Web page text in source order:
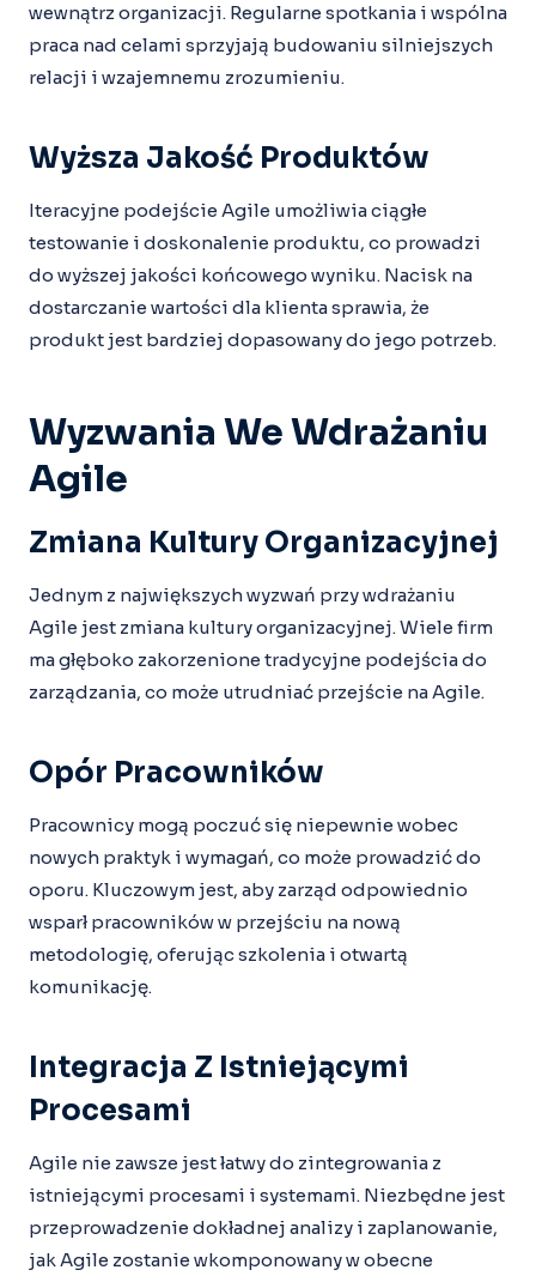
wewnątrz organizacji. Regularne spotkania i wspólna
praca nad celami sprzyjają budowaniu silniejszych
relacji i wzajemnemu zrozumieniu.
Wyższa Jakość Produktów
Iteracyjne podejście Agile umożliwia ciągłe
testowanie i doskonalenie produktu, co prowadzi
do wyższej jakości końcowego wyniku. Nacisk na
dostarczanie wartości dla klienta sprawia, że
produkt jest bardziej dopasowany do jego potrzeb.
Wyzwania We Wdrażaniu
Agile
Zmiana Kultury Organizacyjnej
Jednym z największych wyzwań przy wdrażaniu
Agile jest zmiana kultury organizacyjnej. Wiele firm
ma głęboko zakorzenione tradycyjne podejścia do
zarządzania, co może utrudniać przejście na Agile.
Opór Pracowników
Pracownicy mogą poczuć się niepewnie wobec
nowych praktyk i wymagań, co może prowadzić do
oporu. Kluczowym jest, aby zarząd odpowiednio
wsparł pracowników w przejściu na nową
metodologię, oferując szkolenia i otwartą
komunikację.
Integracja Z Istniejącymi
Procesami
Agile nie zawsze jest łatwy do zintegrowania z
istniejącymi procesami i systemami. Niezbędne jest
przeprowadzenie dokładnej analizy i zaplanowanie,
jak Agile zostanie wkomponowany w obecne